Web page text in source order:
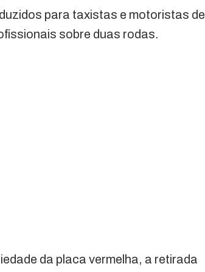
para taxistas e motoristas de
sobre duas rodas.
da placa vermelha, a retirada